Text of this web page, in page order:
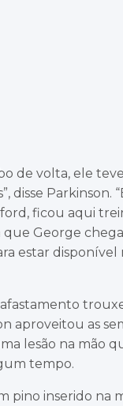
de volta, ele
disse Parkinson.
ficou aqui
que George
estar disponível
aproveitou as
lesão na mão
tempo.
pino inserido na